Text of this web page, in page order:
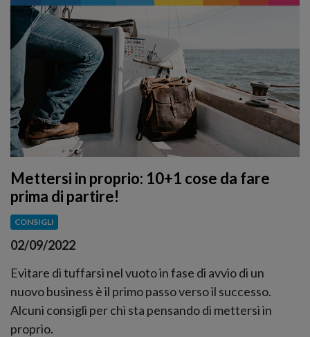
Mettersi in proprio: 10+1 cose da fare
prima di partire!
CONSIGLI
02/09/2022
Evitare di tuffarsi nel vuoto in fase di avvio di un
nuovo business è il primo passo verso il successo.
Alcuni consigli per chi sta pensando di mettersi in
proprio.